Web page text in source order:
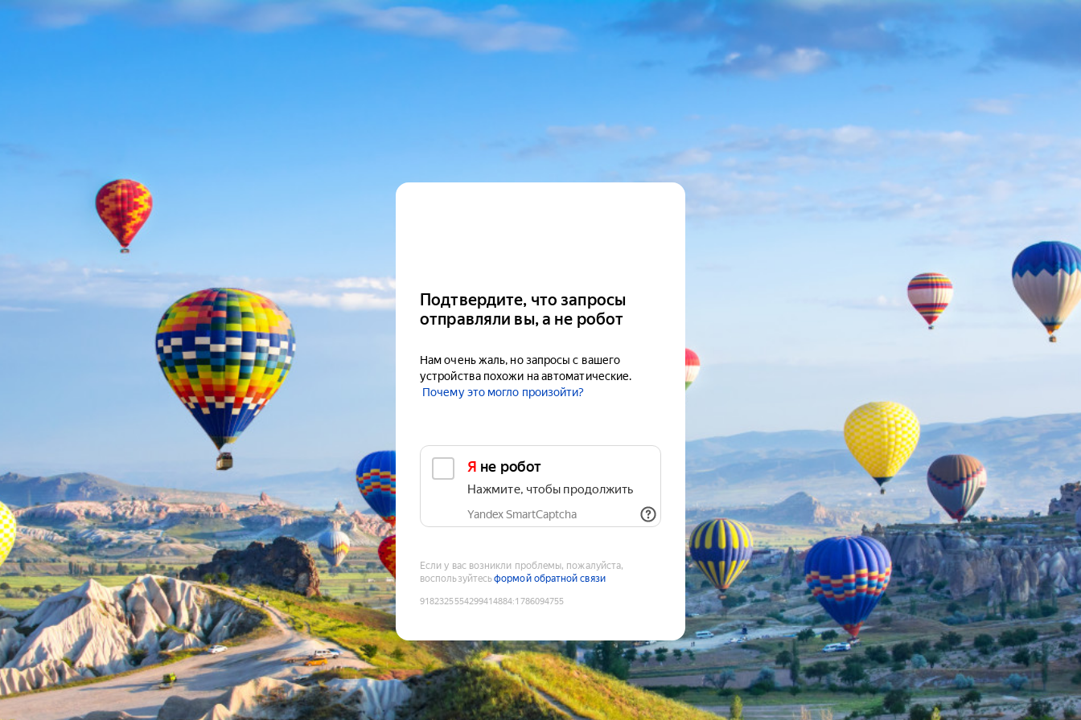
Подтвердите, что запросы
отправляли вы, а не робот
Нам очень жаль, но запросы с вашего
устройства похожи на автоматические.
Почему это могло произойти?
Я не робот
Нажмите, чтобы продолжить
Yandex SmartCaptcha
Если у вас возникли проблемы, пожалуйста,
воспользуйтесьформой обратной связи
9182325554299414884:1786094755